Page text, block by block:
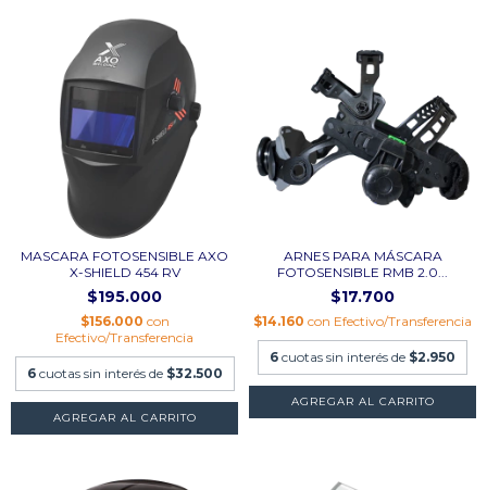
MASCARA FOTOSENSIBLE AXO
X-SHIELD 454 RV
$195.000
$156.000 con
Efectivo/Transferencia
6 cuotas sin interés de $32.500
ARNES PARA MÁSCARA
FOTOSENSIBLE RMB 2.0...
$17.700
$14.160 con Efectivo/Transferencia
6 cuotas sin interés de $2.950